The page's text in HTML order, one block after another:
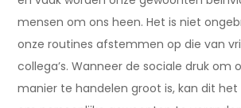
mensen om ons heen. Het is niet
onze routines afstemmen op die van
collega’s. Wanneer de sociale druk om
manier te handelen groot is, kan dit